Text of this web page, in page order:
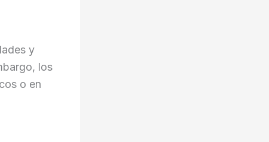
y
los
o en